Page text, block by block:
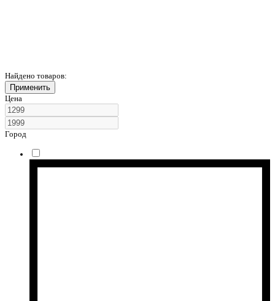
Найдено товаров:
Применить
Цена
Город